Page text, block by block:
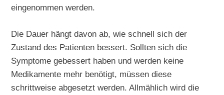
eingenommen werden.
Die Dauer hängt davon ab, wie schnell sich der
Zustand des Patienten bessert. Sollten sich die
Symptome gebessert haben und werden keine
Medikamente mehr benötigt, müssen diese
schrittweise abgesetzt werden. Allmählich wird die